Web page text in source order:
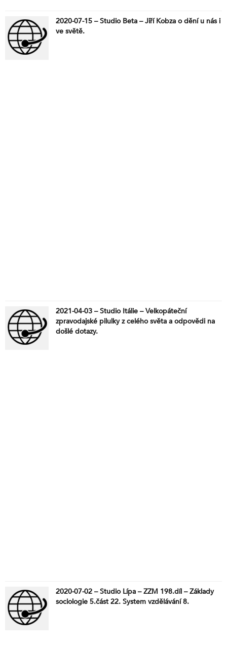
2020-07-15 – Studio Beta – Jiří Kobza o dění u nás i
ve světě.
2021-04-03 – Studio Itálie – Velkopáteční
zpravodajské pilulky z celého světa a odpovědi na
došlé dotazy.
2020-07-02 – Studio Lípa – ZZM 198.díl – Základy
sociologie 5.část 22. System vzdělávání 8.